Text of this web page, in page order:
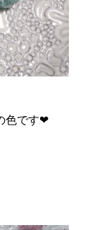
色です❤︎